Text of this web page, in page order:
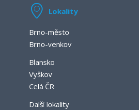
Lokality
Brno-město
Brno-venkov
Blansko
Vyškov
Celá ČR
Další lokality